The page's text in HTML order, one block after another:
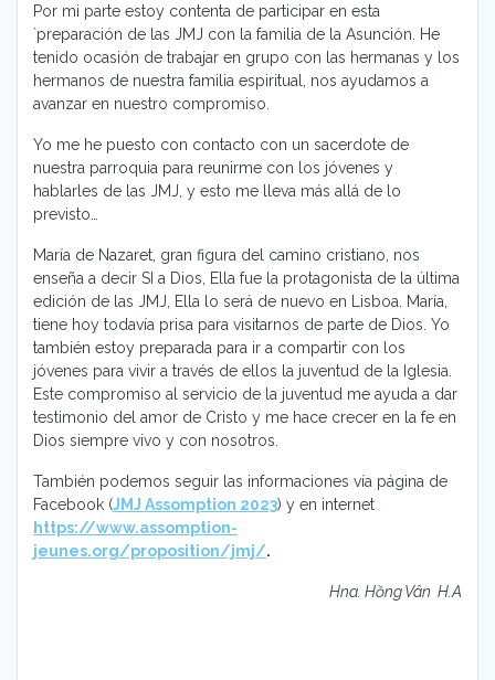
Por mi parte estoy contenta de participar en esta
`preparación de las JMJ con la familia de la Asunción. He
tenido ocasión de trabajar en grupo con las hermanas y los
hermanos de nuestra familia espiritual, nos ayudamos a
avanzar en nuestro compromiso.
Yo me he puesto con contacto con un sacerdote de
nuestra parroquia para reunirme con los jóvenes y
hablarles de las JMJ, y esto me lleva más allá de lo
previsto…
María de Nazaret, gran figura del camino cristiano, nos
enseña a decir SI a Dios, Ella fue la protagonista de la última
edición de las JMJ, Ella lo será de nuevo en Lisboa. María,
tiene hoy todavía prisa para visitarnos de parte de Dios. Yo
también estoy preparada para ir a compartir con los
jóvenes para vivir a través de ellos la juventud de la Iglesia.
Este compromiso al servicio de la juventud me ayuda a dar
testimonio del amor de Cristo y me hace crecer en la fe en
Dios siempre vivo y con nosotros.
También podemos seguir las informaciones vía página de
Facebook (JMJ Assomption 2023) y en internet
https://www.assomption-
jeunes.org/proposition/jmj/.
Hna. Hồng Vân H.A